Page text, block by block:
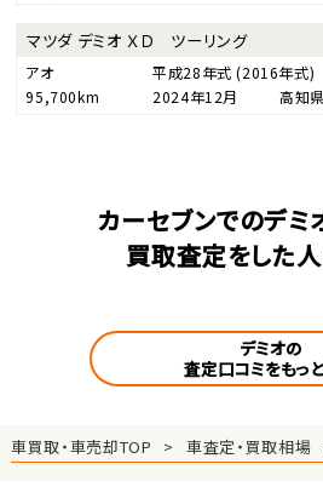
マツダ デミオ ＸＤ ツーリング
アオ 平成28年式(2016年式)
95,700km
2024年12月 高知県
カーセブンでのデミ
買取査定をした
デミオの
査定口コミをもっ
車買取・車売却TOP 車査定・買取相場